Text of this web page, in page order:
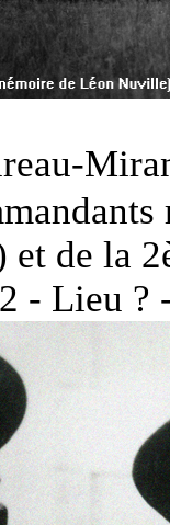
et de la
- Lieu ?